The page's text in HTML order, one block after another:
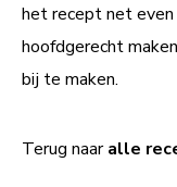
het recept net even
hoofdgerecht
bij te maken.
Terug naaralle